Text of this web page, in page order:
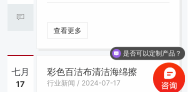
查看更多
七月
17
彩色百洁布清洁海绵擦
行业新闻 / 2024-07-17
是否可以定制产品？